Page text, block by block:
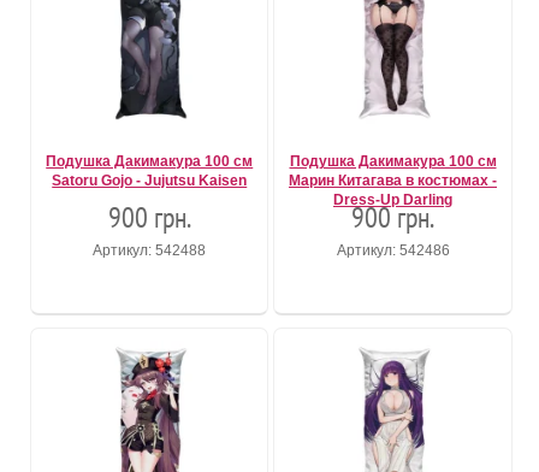
Подушка Дакимакура 100 см
Satoru Gojo - Jujutsu Kaisen
900 грн.
Артикул: 542488
Подушка Дакимакура 100 см
Марин Китагава в костюмах -
Dress-Up Darling
900 грн.
Артикул: 542486